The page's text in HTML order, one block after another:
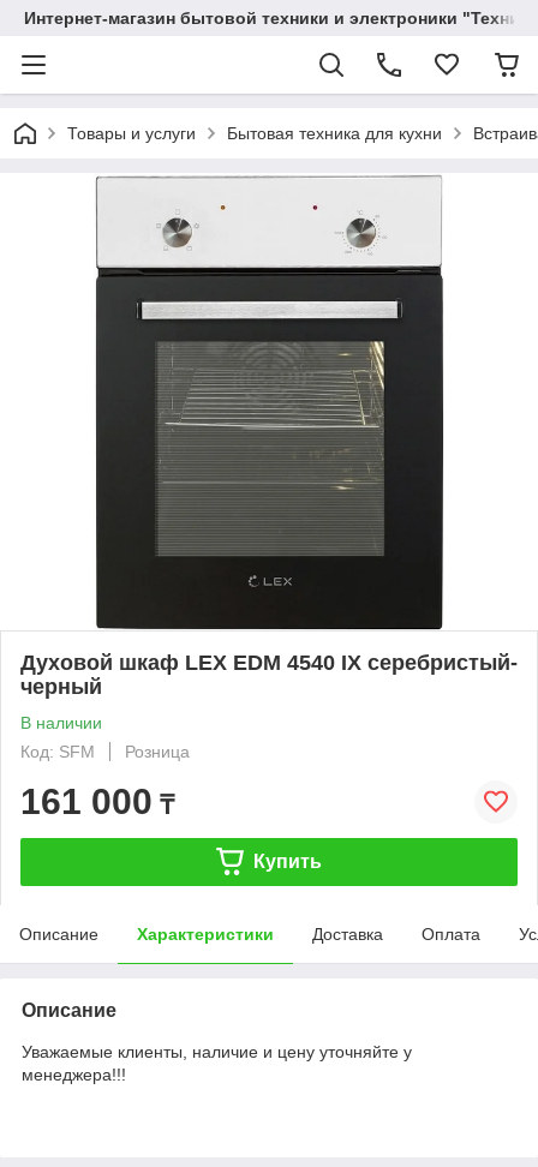
Интернет-магазин бытовой техники и электроники
Товары и услуги Бытовая техника для кухни
Духовой шкаф LEX EDM 4540 IX серебристый-
черный
В наличии
Код: SFM
Розница
161 000 ₸
Купить
Описание Характеристики Доставка Оплата
Описание
Уважаемые клиенты, наличие и цену уточняйте у
менеджера!!!